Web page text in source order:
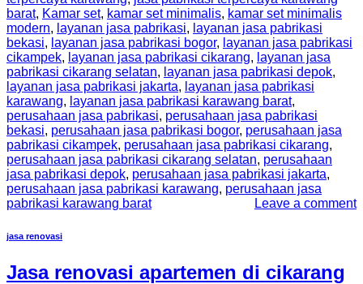
barat, Kamar set, kamar set minimalis, kamar set minimalis
modern, layanan jasa pabrikasi, layanan jasa pabrikasi
bekasi, layanan jasa pabrikasi bogor, layanan jasa pabrikasi
cikampek, layanan jasa pabrikasi cikarang, layanan jasa
pabrikasi cikarang selatan, layanan jasa pabrikasi depok,
layanan jasa pabrikasi jakarta, layanan jasa pabrikasi
karawang, layanan jasa pabrikasi karawang barat,
perusahaan jasa pabrikasi, perusahaan jasa pabrikasi
bekasi, perusahaan jasa pabrikasi bogor, perusahaan jasa
pabrikasi cikampek, perusahaan jasa pabrikasi cikarang,
perusahaan jasa pabrikasi cikarang selatan, perusahaan
jasa pabrikasi depok, perusahaan jasa pabrikasi jakarta,
perusahaan jasa pabrikasi karawang, perusahaan jasa
pabrikasi karawang barat
Leave a comment
jasa renovasi
Jasa renovasi apartemen di cikarang